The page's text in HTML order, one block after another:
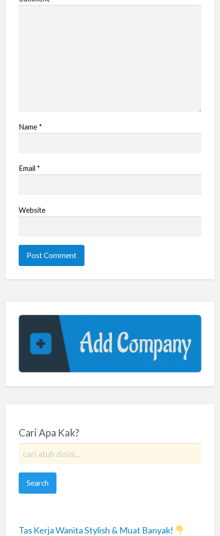
Name *
Email *
Website
Cari Apa Kak?
Tas Kerja Wanita Stylish & Muat Banyak!